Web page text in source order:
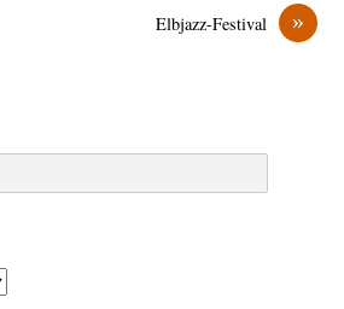
»
Elbjazz-Festival